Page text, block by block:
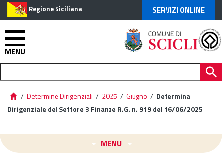
Regione Siciliana SERVIZI ONLINE
MENU
/ Determine Dirigenziali / 2025 / Giugno / Determina
Dirigenziale del Settore 3 Finanze R.G. n. 919 del 16/06/2025
MENU